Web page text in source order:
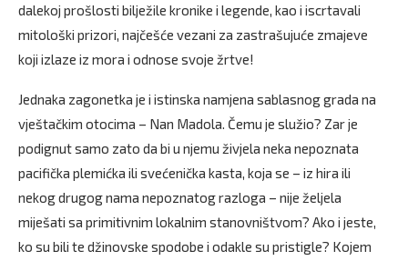
dalekoj prošlosti bilježile kronike i legende, kao i iscrtavali
mitološki prizori, najčešće vezani za zastrašujuće zmajeve
koji izlaze iz mora i odnose svoje žrtve!
Jednaka zagonetka je i istinska namjena sablasnog grada na
vještačkim otocima – Nan Madola. Čemu je služio? Zar je
podignut samo zato da bi u njemu živjela neka nepoznata
pacifička plemićka ili svećenička kasta, koja se – iz hira ili
nekog drugog nama nepoznatog razloga – nije željela
miješati sa primitivnim lokalnim stanovništvom? Ako i jeste,
ko su bili te džinovske spodobe i odakle su pristigle? Kojem